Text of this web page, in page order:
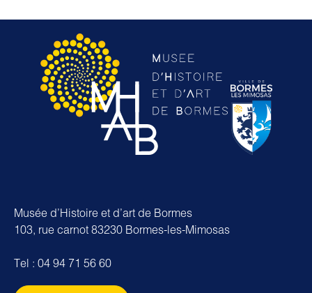
Musée d’Histoire et d’art de Bormes
103, rue carnot 83230 Bormes-les-Mimosas
Tel : 04 94 71 56 60